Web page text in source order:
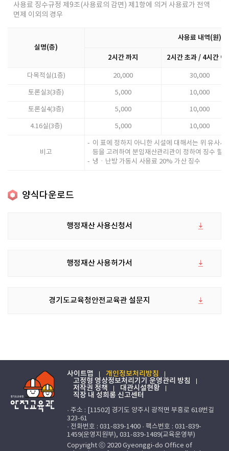
사용료 징수규정 제9조(사용료의 감면) 제1항에 의거 사용료가 전액
면제 이외의 경우
실명(층)
사용료 내역(원)
2시간 까지 2시간 초과 / 4시간 이
다목적실(1층) 20,000 30,000
토론실3(3층) 5,000 10,000
토론실4(3층) 5,000 10,000
4.16실(3층) 5,000 10,000
비고
이 표에 정하지 아니한 시설에 대해서는 위 유사
등을 고려하여 분임재산관리관이 정하여 징수 할
냉ㆍ난방 가동시 사용료 20% 가산 징수
양식다운로드
행정재산 사용신청서
행정재산 사용허가서
경기도교육청안전교육관 설문지
사이트맵
개인정보처리방침
고정형 영상정보처리기기 운영관리 방침
저작권 정책
대관시설현황
직장 내 성희롱 신고센터
· 주소 : [11502] 경기도 양주시 광적면 부흥로 618번길
323-61
· 전화번호 : 031-839-1400 · 팩스번호 : 031-839-
1459(운영지원부), 031-839-1489(교육운영부)
Copyright ⓒ 2020 Gyeonggi-do Office of